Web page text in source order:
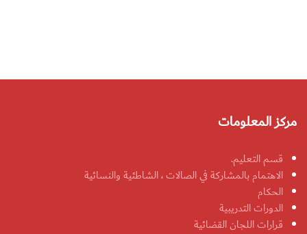
مركز المعلومات
قسم التعليم.
الاهتمام بالمشاركة في الصالات ، الشاطئية والنسائية
الحكام
الدورات التدريبية
قرارات اللجان القضائية